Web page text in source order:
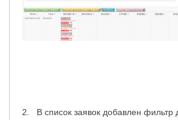
2. В список заявок добавлен фильтр